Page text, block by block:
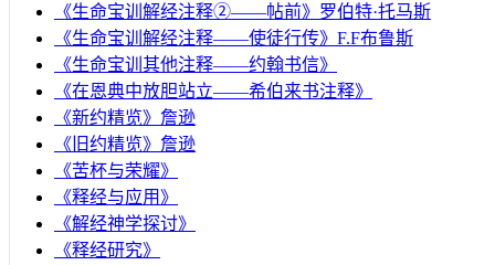
《生命宝训解经注释②——帖前》罗伯特·托马斯
《生命宝训解经注释——使徒行传》F.F布鲁斯
《生命宝训其他注释——约翰书信》
《在恩典中放胆站立——希伯来书注释》
《新约精览》詹逊
《旧约精览》詹逊
《苦杯与荣耀》
《释经与应用》
《解经神学探讨》
《释经研究》